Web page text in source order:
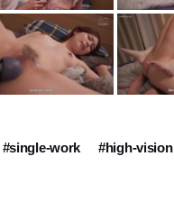
#single-work #high-vision